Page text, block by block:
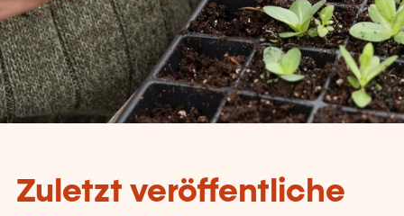
Zuletzt veröffentliche